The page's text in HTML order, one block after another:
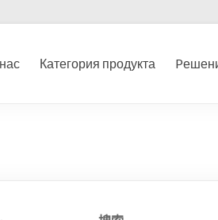
угля,
Категория продукта